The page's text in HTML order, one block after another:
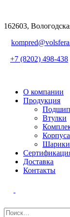
162603,
+7 (8202) 498-438
О компании
Продукция
Втулки
Шарики
Доставка
Контакты